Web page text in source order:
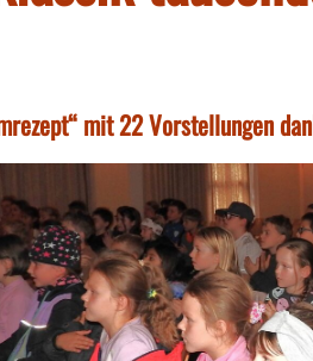
mit 22 Vorstellungen